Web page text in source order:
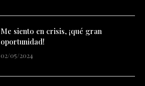
Me siento en crisis, ¡qué gran
oportunidad!
02/05/2024